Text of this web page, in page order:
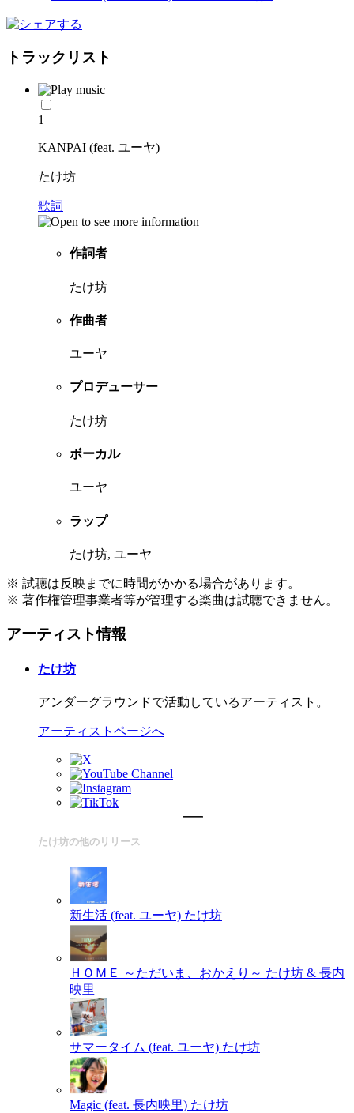
トラックリスト
1
KANPAI (feat. ユーヤ)
たけ坊
歌詞
作詞者
たけ坊
作曲者
ユーヤ
プロデューサー
たけ坊
ボーカル
ユーヤ
ラップ
たけ坊, ユーヤ
※ 試聴は反映までに時間がかかる場合があります。
※ 著作権管理事業者等が管理する楽曲は試聴できません。
アーティスト情報
たけ坊
アンダーグラウンドで活動しているアーティスト。
アーティストページへ
たけ坊の他のリリース
新生活 (feat. ユーヤ) たけ坊
ＨＯＭＥ ～ただいま、おかえり～ たけ坊 & 長内
映里
サマータイム (feat. ユーヤ) たけ坊
Magic (feat. 長内映里) たけ坊